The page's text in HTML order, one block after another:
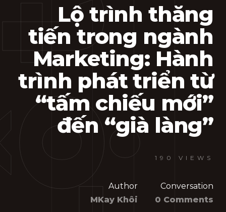
Lộ trình thăng
tiến trong ngành
Marketing: Hành
trình phát triển từ
“tấm chiếu mới”
đến “già làng”
190 VIEWS
Author
MKay Khôi
Conversation
0 Comments